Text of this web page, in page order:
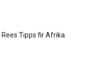
Tipps fir Afrika